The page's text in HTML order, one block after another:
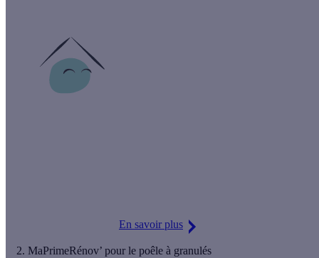
En savoir plus
2. MaPrimeRénov’ pour le poêle à granulés